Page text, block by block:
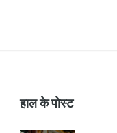
हाल के पोस्ट